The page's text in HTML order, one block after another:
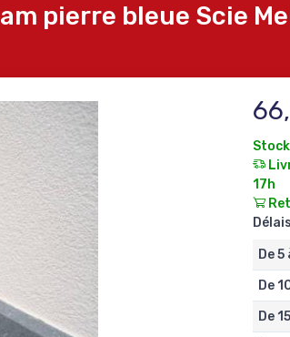
pierre bleue Scie
17h
De
De
De